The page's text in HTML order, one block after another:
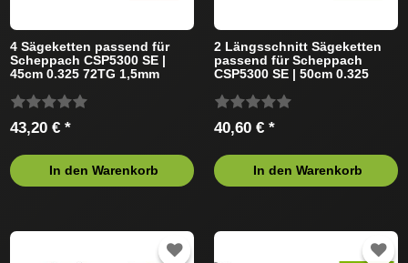
4 Sägeketten passend für
Scheppach CSP5300 SE |
45cm 0.325 72TG 1,5mm
43,20 € *
In den Warenkorb
2 Längsschnitt Sägeketten
passend für Scheppach
CSP5300 SE | 50cm 0.325
40,60 € *
In den Warenkorb